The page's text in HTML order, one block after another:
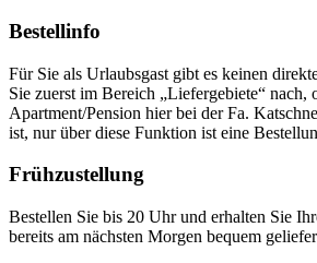
Bestellinfo
Für Sie als Urlaubsgast gibt es keinen
Sie zuerst im Bereich „Liefergebiete“ nach,
Apartment/Pension hier bei der Fa.
ist, nur über diese Funktion ist eine
Frühzustellung
Bestellen Sie bis 20 Uhr und erhalten Sie
bereits am nächsten Morgen bequem